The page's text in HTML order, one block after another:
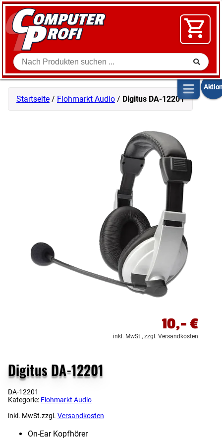
Zum Inhalt springen
Suche
SOFTWARE
VIDEO
SHOP
Startseite / Flohmarkt Audio / Digitus DA-12201
10,-€
inkl. MwSt., zzgl. Versandkosten
Digitus DA-12201
DA-12201
Kategorie: Flohmarkt Audio
inkl. MwSt.zzgl. Versandkosten
On-Ear Kopfhörer